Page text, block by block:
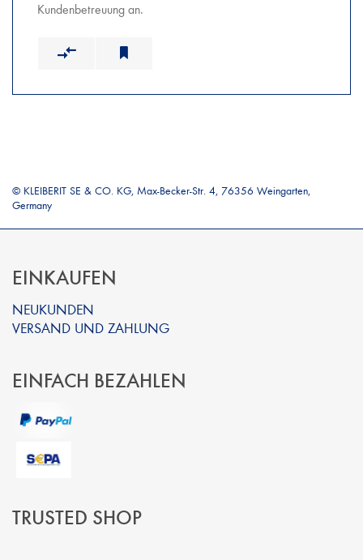
Kundenbetreuung an.
© KLEIBERIT SE & CO. KG, Max-Becker-Str. 4, 76356 Weingarten,
Germany
EINKAUFEN
NEUKUNDEN
VERSAND UND ZAHLUNG
EINFACH BEZAHLEN
TRUSTED SHOP